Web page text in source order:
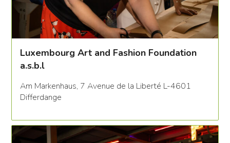
Luxembourg Art and Fashion Foundation
a.s.b.l
Am Markenhaus, 7 Avenue de la Liberté L-4601
Differdange